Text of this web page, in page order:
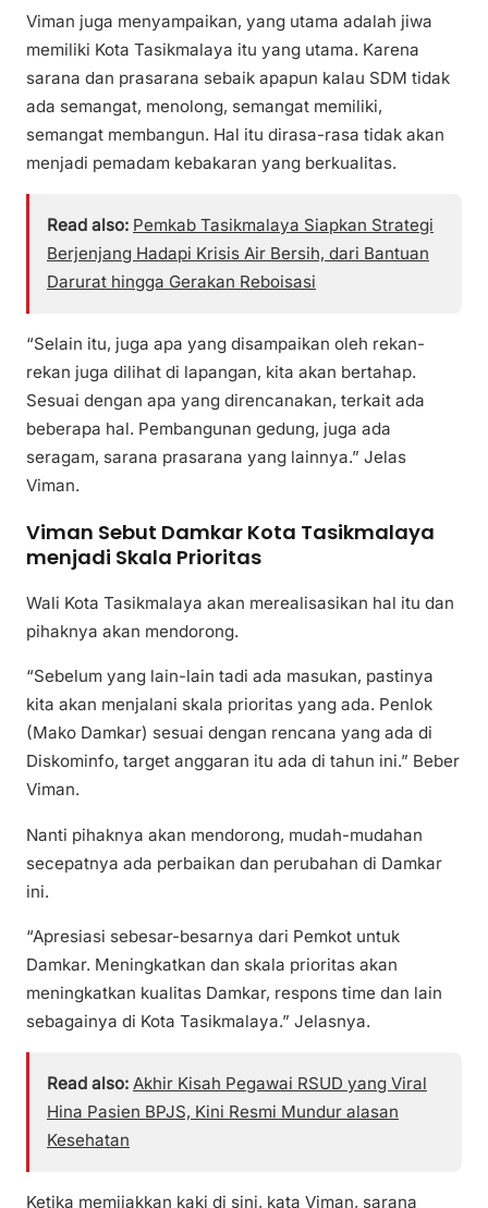
Viman juga menyampaikan, yang utama adalah jiwa
memiliki Kota Tasikmalaya itu yang utama. Karena
sarana dan prasarana sebaik apapun kalau SDM tidak
ada semangat, menolong, semangat memiliki,
semangat membangun. Hal itu dirasa-rasa tidak akan
menjadi pemadam kebakaran yang berkualitas.
Read also: Pemkab Tasikmalaya Siapkan Strategi
Berjenjang Hadapi Krisis Air Bersih, dari Bantuan
Darurat hingga Gerakan Reboisasi
“Selain itu, juga apa yang disampaikan oleh rekan-
rekan juga dilihat di lapangan, kita akan bertahap.
Sesuai dengan apa yang direncanakan, terkait ada
beberapa hal. Pembangunan gedung, juga ada
seragam, sarana prasarana yang lainnya.” Jelas
Viman.
Viman Sebut Damkar Kota Tasikmalaya
menjadi Skala Prioritas
Wali Kota Tasikmalaya akan merealisasikan hal itu dan
pihaknya akan mendorong.
“Sebelum yang lain-lain tadi ada masukan, pastinya
kita akan menjalani skala prioritas yang ada. Penlok
(Mako Damkar) sesuai dengan rencana yang ada di
Diskominfo, target anggaran itu ada di tahun ini.” Beber
Viman.
Nanti pihaknya akan mendorong, mudah-mudahan
secepatnya ada perbaikan dan perubahan di Damkar
ini.
“Apresiasi sebesar-besarnya dari Pemkot untuk
Damkar. Meningkatkan dan skala prioritas akan
meningkatkan kualitas Damkar, respons time dan lain
sebagainya di Kota Tasikmalaya.” Jelasnya.
Read also: Akhir Kisah Pegawai RSUD yang Viral
Hina Pasien BPJS, Kini Resmi Mundur alasan
Kesehatan
Ketika memijakkan kaki di sini, kata Viman, sarana